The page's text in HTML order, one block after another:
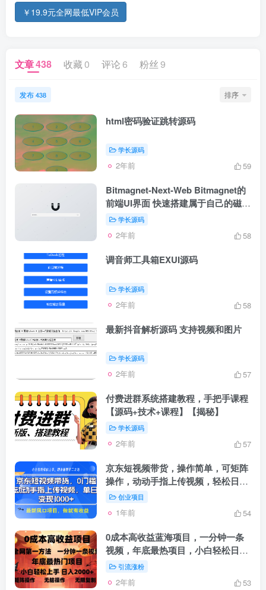
￥19.9元全网最低VIP会员
文章438 收藏 0 评论 6 粉丝9
发布 438 排序
html密码验证跳转源码
学长源码
2年前 59
Bitmagnet-Next-Web Bitmagnet的
前端UI界面 快速搭建属于自己的磁力
搜索引擎
学长源码
2年前 58
调音师工具箱EXUI源码
学长源码
2年前 58
最新抖音解析源码 支持视频和图片
学长源码
2年前 57
付费进群系统搭建教程，手把手课程
【源码+技术+课程】【揭秘】
学长源码
2年前 57
京东短视频带货，操作简单，可矩阵
操作，动动手指上传视频，轻松日入
1000+
创业项目
1年前 54
0成本高收益蓝海项目，一分钟一条
视频，年底最热项目，小白轻松日
入…引流涨粉
2年前 53